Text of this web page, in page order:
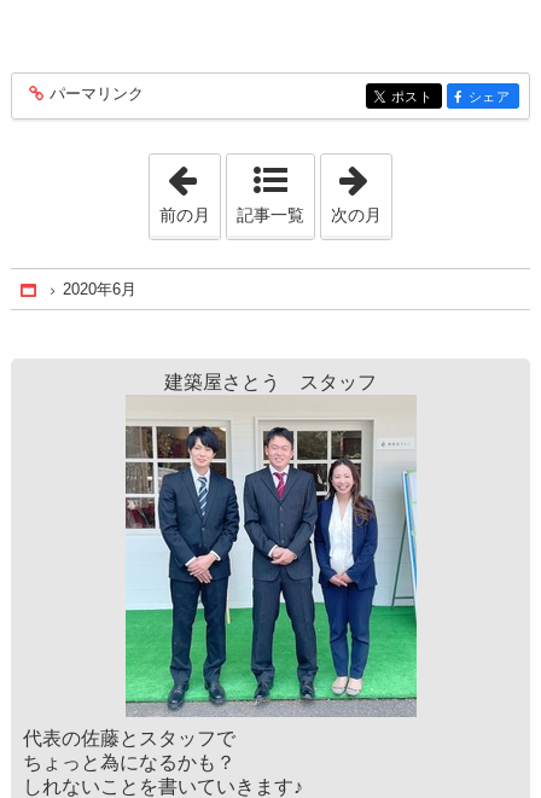
entry123
パーマリンク entry123
ポスト entry123
シェア
「2020年5月」
前の月 記事一覧 次の月
Home
2020年6月
建築屋さとう スタッフ
代表の佐藤とスタッフで
ちょっと為になるかも？
しれないことを書いていきます♪